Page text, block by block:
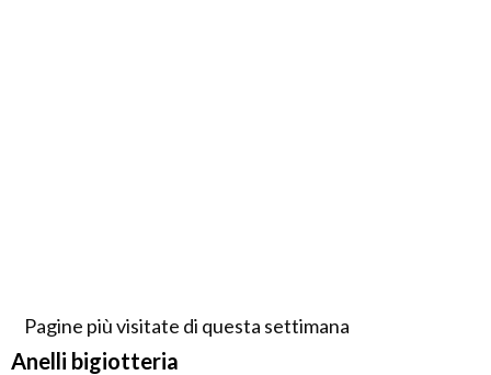
Pagine più visitate di questa settimana
Anelli bigiotteria